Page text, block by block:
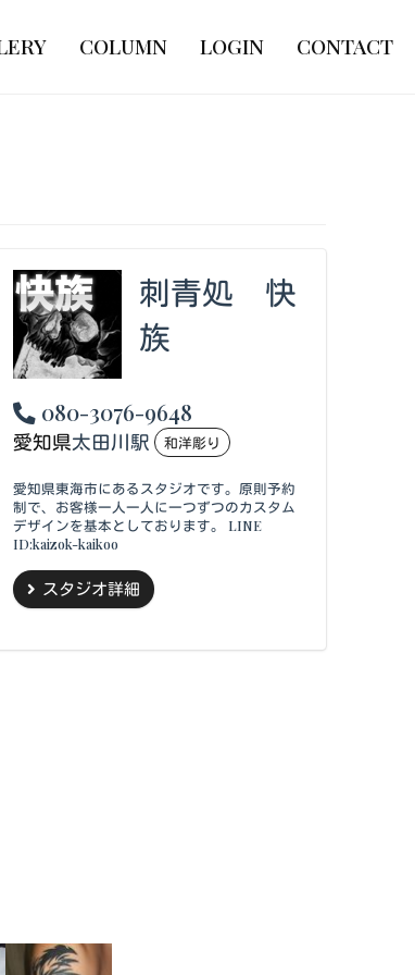
COLUMN LOGIN CONTACT
刺青処 快
族
080-3076-9648
愛知県太田川駅 和洋彫り
愛知県東海市にあるスタジオです。原則予約
制で、お客様一人一人に一つずつのカスタム
デザインを基本としております。 LINE
ID:kaizok-kaikoo
スタジオ詳細